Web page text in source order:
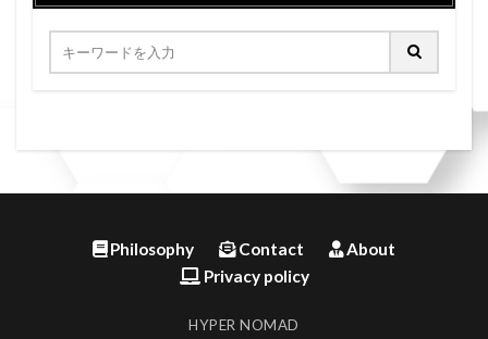
Philosophy Contact
About
Privacy policy
HYPER NOMAD